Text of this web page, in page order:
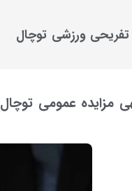
ورزشی توچال
مزایده عمومی توچال